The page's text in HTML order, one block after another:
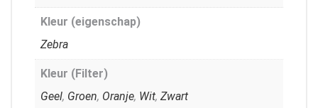
Kleur (eigenschap)
Zebra
Kleur (Filter)
Geel, Groen, Oranje, Wit, Zwart